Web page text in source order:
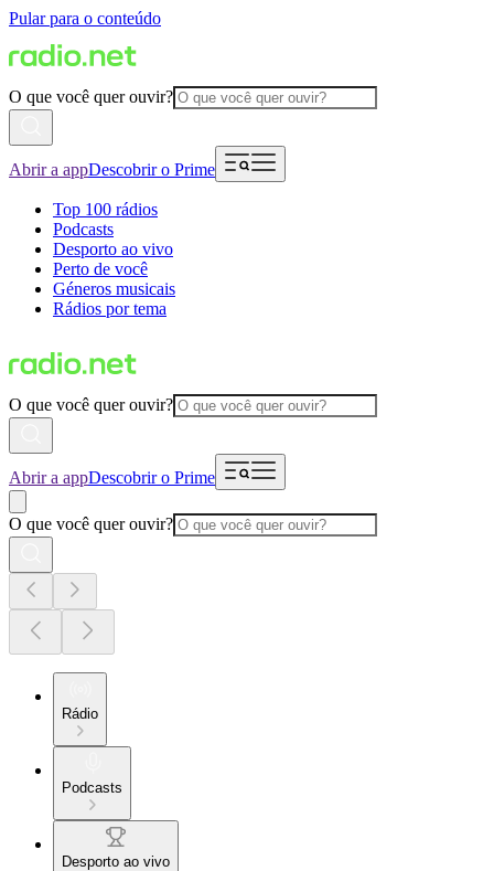
Pular para o conteúdo
O que você quer ouvir?
Abrir a appDescobrir o Prime
Top 100 rádios
Podcasts
Desporto ao vivo
Perto de você
Géneros musicais
Rádios por tema
O que você quer ouvir?
Abrir a appDescobrir o Prime
O que você quer ouvir?
Rádio
Podcasts
Desporto ao vivo